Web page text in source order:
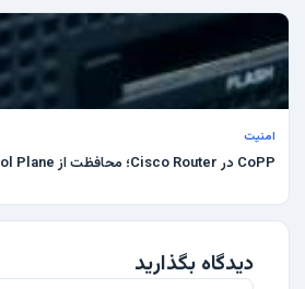
امنیت
CoPP در Cisco Router؛ محافظت از Control Plane بدون قطع مدیریت
دیدگاه بگذارید